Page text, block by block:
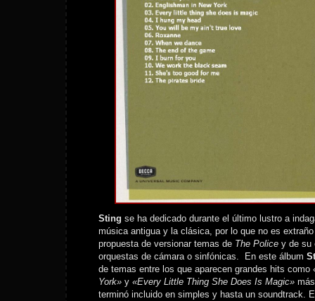
Sting se ha dedicado durante el último lustro a
música antigua y la clásica, por lo que no es
propuesta de versionar temas de The Police y de su
orquestas de cámara o sinfónicas. En este álbum
de temas entre los que aparecen grandes hits como
York» y «Every Little Thing She Does Is Magic»
terminó incluido en simples y hasta un soundtrack.